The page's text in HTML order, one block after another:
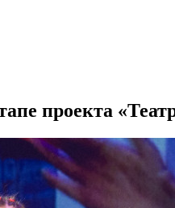
проекта